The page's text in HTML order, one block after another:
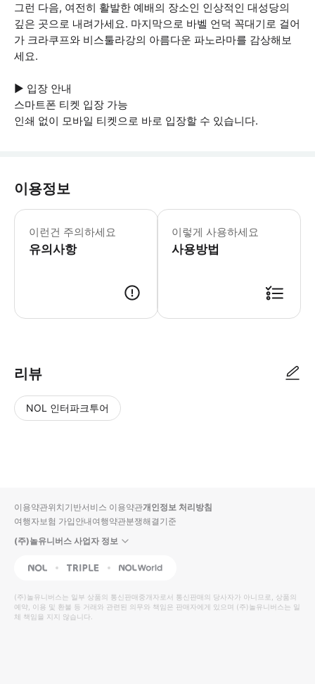
그런 다음, 여전히 활발한 예배의 장소인 인상적인 대성당의
깊은 곳으로 내려가세요. 마지막으로 바벨 언덕 꼭대기로 걸어
가 크라쿠프와 비스툴라강의 아름다운 파노라마를 감상해보
세요.
▶ 입장 안내
스마트폰 티켓 입장 가능
인쇄 없이 모바일 티켓으로 바로 입장할 수 있습니다.
이용정보
이런건 주의하세요
유의사항
▶ 꼭 알아두세요 * 드레스 코드: 예배
이렇게 사용하세요
사용방법
리뷰
NOL 인터파크투어
입니
다.
높
은
순
동
영
상
순
상
이용약관위치기반서비스 이용약관개인정보 처리방침
여행자보험 가입안내여행약관분쟁해결기준
(주)놀유니버스 사업자 정보
NOL Triple Interpark Global
(주)놀유니버스는 일부 상품의 통신판매중개자로서 통신판매의 당사자가 아니므로, 상품의
예약, 이용 및 환불 등 거래와 관련된 의무와 책임은 판매자에게 있으며 (주)놀유니버스는 일
체 책임을 지지 않습니다.